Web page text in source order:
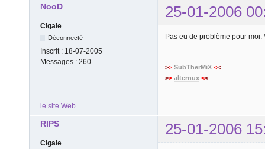
NooD 25-01-2006
Cigale
Déconnecté
Inscrit : 18-07-2005
Messages : 260
Pas eu de problème pour moi.
>> SubTherMiX <<
>> alternux <<
le site Web
RIPS 25-01-2006
Cigale